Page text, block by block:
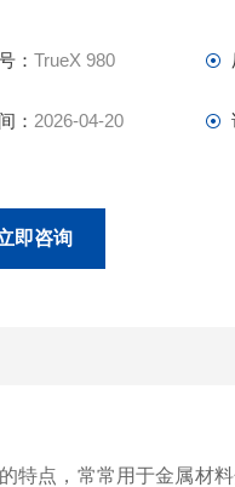
：TrueX 980
： 2026-04-20
即咨询
特点，常常用于金属材